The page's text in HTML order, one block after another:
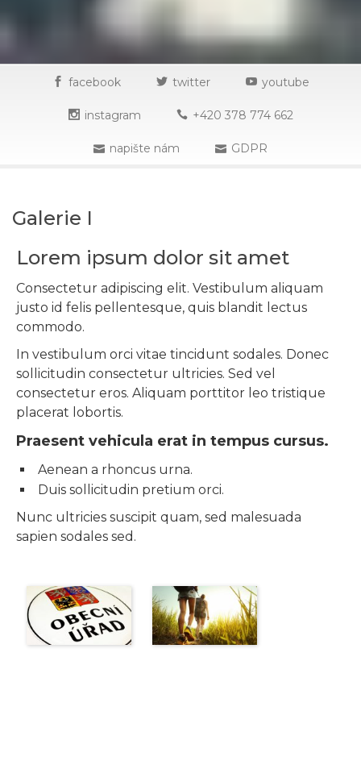
facebook twitter youtube
instagram +420 378 774 662
napište nám GDPR
Galerie I
Lorem ipsum dolor sit amet
Consectetur adipiscing elit. Vestibulum aliquam
justo id felis pellentesque, quis blandit lectus
commodo.
In vestibulum orci vitae tincidunt sodales. Donec
sollicitudin consectetur ultricies. Sed vel
consectetur eros. Aliquam porttitor leo tristique
placerat lobortis.
Praesent vehicula erat in tempus cursus.
Aenean a rhoncus urna.
Duis sollicitudin pretium orci.
Nunc ultricies suscipit quam, sed malesuada
sapien sodales sed.